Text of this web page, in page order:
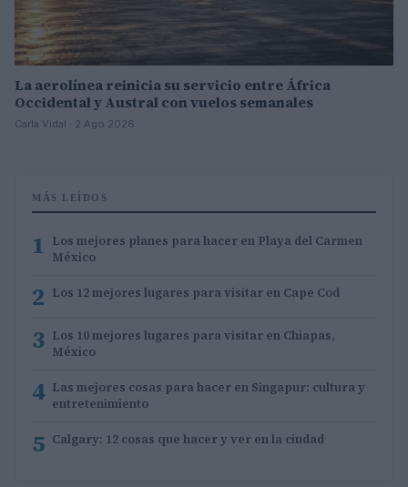
La aerolínea reinicia su servicio entre África
Occidental y Austral con vuelos semanales
Carla Vidal · 2 Ago 2026
MÁS LEÍDOS
1 Los mejores planes para hacer en Playa del Carmen
México
2 Los 12 mejores lugares para visitar en Cape Cod
3 Los 10 mejores lugares para visitar en Chiapas,
México
4 Las mejores cosas para hacer en Singapur: cultura y
entretenimiento
5 Calgary: 12 cosas que hacer y ver en la ciudad